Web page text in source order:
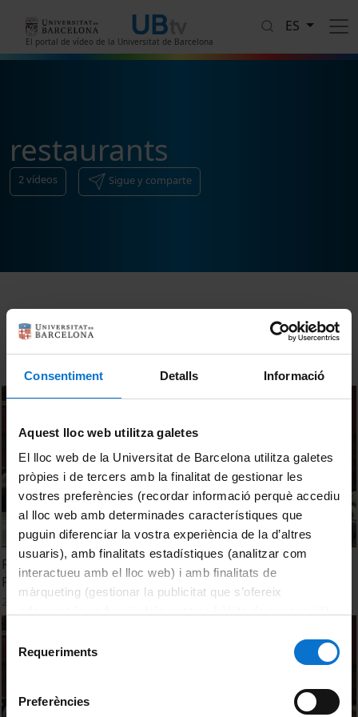
Consentiment Detalls Informació
Aquest lloc web utilitza galetes
El lloc web de la Universitat de Barcelona utilitza galetes
pròpies i de tercers amb la finalitat de gestionar les
vostres preferències (recordar informació perquè accediu
al lloc web amb determinades característiques que
puguin diferenciar la vostra experiència de la d’altres
usuaris), amb finalitats estadístiques (analitzar com
interactueu amb el lloc web) i amb finalitats de
màrqueting (gestionar la publicitat que s’ofereix
consultar laPolítica de galetes del lloc web de la
Selecció
Requeriments
Preferències
El portal de vídeo de la Universitat de Barcelona
ES
restaurants
2vídeos Sigue y comparte
Ordenar
Fermentando el Cambio: Chefs, Restaurantes Plant‐
Forward y Sostenibilidad
22 Diciembre, 2023